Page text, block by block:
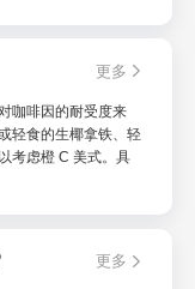
更多
咖啡因的耐受度来
轻食的生椰拿铁、轻
考虑橙 C 美式。具
更多